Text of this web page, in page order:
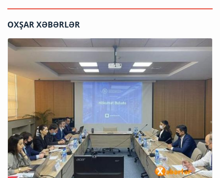
OXŞAR XƏBƏRLƏR